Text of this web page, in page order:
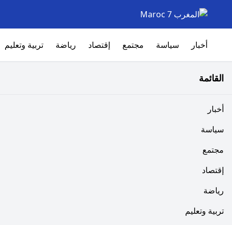
أخبار سياسة مجتمع إقتصاد رياضة تربية وتعليم
القائمة
أخبار
سياسة
مجتمع
إقتصاد
رياضة
تربية وتعليم